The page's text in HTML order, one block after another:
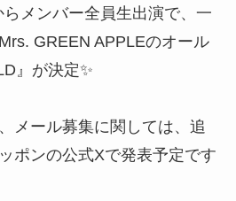
メンバー全員生出演で、一
GREEN APPLEのオール
』が決定✨
メール募集に関しては、追
ポンの公式Xで発表予定です